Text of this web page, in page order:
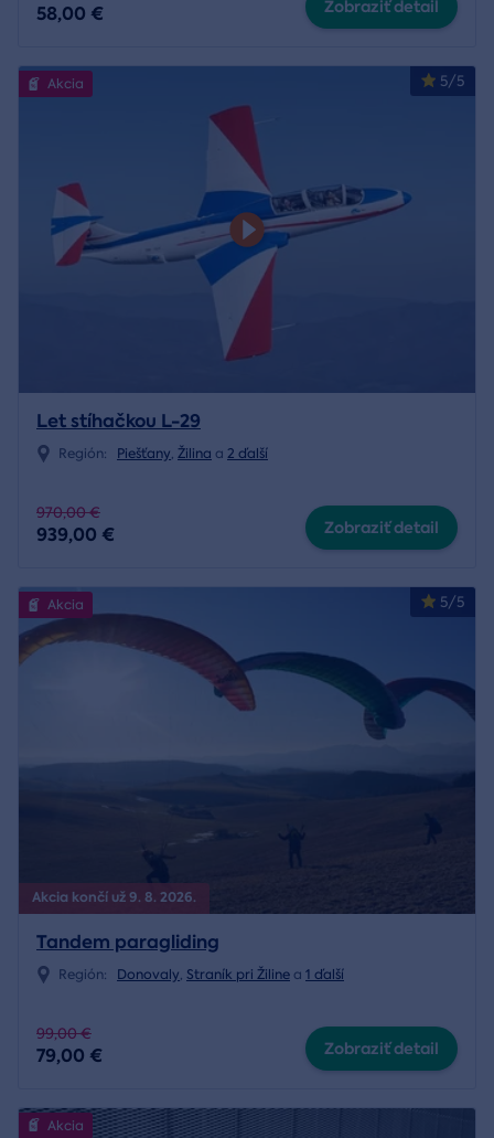
58,00 € Zobraziť detail
5/5
Akcia
Let stíhačkou L-29
Región: Piešťany, Žilina a 2 ďalší
970,00 €
939,00 € Zobraziť detail
Akcia končí už 9. 8. 2026.
5/5
Akcia
Tandem paragliding
Región: Donovaly, Straník pri Žiline a 1 ďalší
99,00 €
79,00 € Zobraziť detail
Akcia